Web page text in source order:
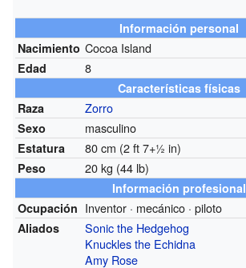
Información personal
Nacimiento Cocoa Island
Edad 8
Características físicas
Raza
Zorro
Sexo masculino
Estatura 80 cm (2 ft 7+1⁄2 in)
Peso 20 kg (44 lb)
Información profesional
Ocupación Inventor · mecánico · piloto
Aliados
Sonic the Hedgehog
Knuckles the Echidna
Amy Rose